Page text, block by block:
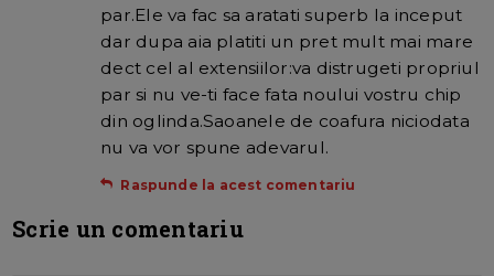
par.Ele va fac sa aratati superb la inceput
dar dupa aia platiti un pret mult mai mare
dect cel al extensiilor:va distrugeti propriul
par si nu ve-ti face fata noului vostru chip
din oglinda.Saoanele de coafura niciodata
nu va vor spune adevarul.
Raspunde la acest comentariu
Scrie un comentariu